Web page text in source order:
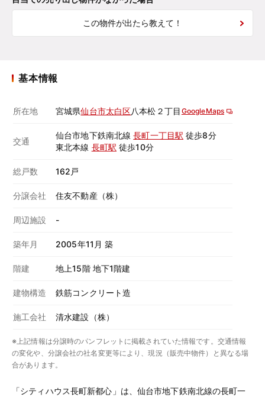
この物件が出たら教えて！
基本情報
所在地 宮城県仙台市太白区八本松２丁目 GoogleMaps
交通
仙台市地下鉄南北線長町一丁目駅 徒歩8分
東北本線 長町駅 徒歩10分
総戸数 162戸
分譲会社 住友不動産（株）
周辺施設 -
築年月 2005年11月 築
階建 地上15階 地下1階建
建物構造 鉄筋コンクリート造
施工会社 清水建設（株）
※上記情報は分譲時のパンフレットに掲載されていた情報です。交通情報
の変化や、分譲会社の社名変更等により、現況（販売中物件）と異なる場
合があります。
「シティハウス長町新都心」は、仙台市地下鉄南北線の長町一